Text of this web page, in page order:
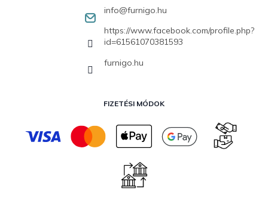
info@furnigo.hu
https://www.facebook.com/profile.php?
id=61561070381593
furnigo.hu
FIZETÉSI MÓDOK